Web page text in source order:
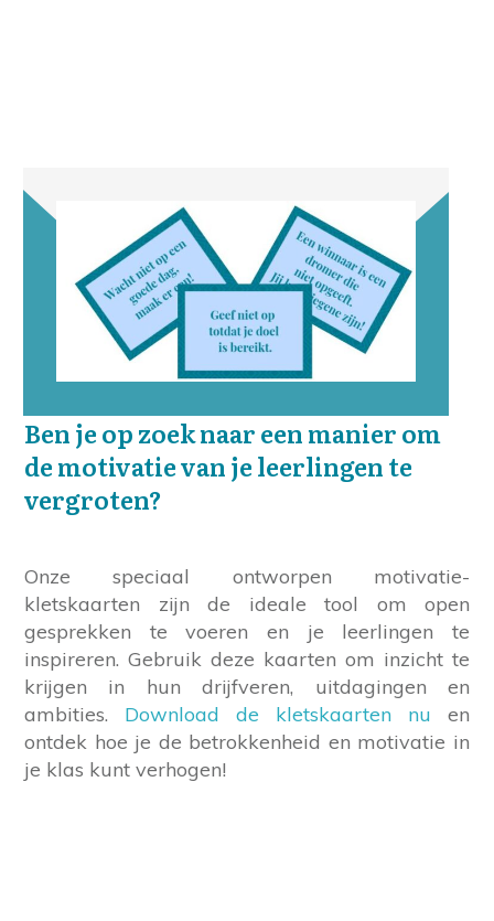
Ben je op zoek naar een manier om
de motivatie van je leerlingen te
vergroten?
Onze speciaal ontworpen motivatie-
kletskaarten zijn de ideale tool om open
gesprekken te voeren en je leerlingen te
inspireren. Gebruik deze kaarten om inzicht te
krijgen in hun drijfveren, uitdagingen en
ambities. Download de kletskaarten nu en
ontdek hoe je de betrokkenheid en motivatie in
je klas kunt verhogen!